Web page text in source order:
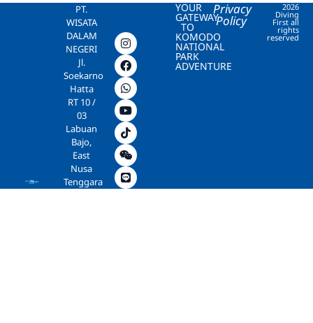
PT.
WISATA
DALAM
NEGERI
Jl.
Soekarno
Hatta
RT 10 /
03
Labuan
Bajo,
East
Nusa
Tenggara
YOUR
GATEWAY
TO
KOMODO
NATIONAL
PARK
ADVENTURE
Privacy
Policy
2026
Diving
First all
rights
reserved